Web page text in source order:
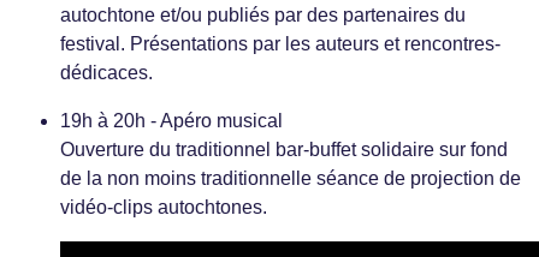
autochtone et/ou publiés par des partenaires du
festival. Présentations par les auteurs et rencontres-
dédicaces.
19h à 20h - Apéro musical
Ouverture du traditionnel bar-buffet solidaire sur fond
de la non moins traditionnelle séance de projection de
vidéo-clips autochtones.